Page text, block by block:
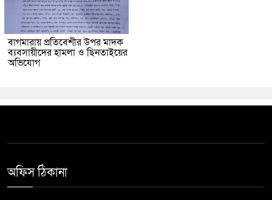
বাগমারায় প্রতিবেশীর উপর মাদক
ব্যবসায়ীদের হামলা ও ছিনতাইয়ের
অভিযোগ
অফিস ঠিকানা